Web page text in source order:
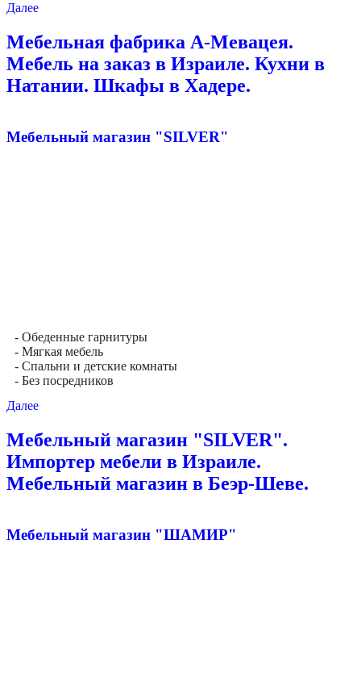
Далее
Мебельная фабрика А-Мевацея.
Мебель на заказ в Израиле. Кухни в
Натании. Шкафы в Хадере.
Мебельный магазин "SILVER"
- Обеденные гарнитуры
- Мягкая мебель
- Спальни и детские комнаты
- Без посредников
Далее
Мебельный магазин "SILVER".
Импортер мебели в Израиле.
Мебельный магазин в Беэр-Шеве.
Мебельный магазин "ШАМИР"